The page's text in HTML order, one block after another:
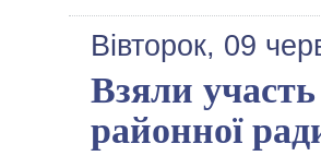
Вівторок, 09
Взяли участь
районної